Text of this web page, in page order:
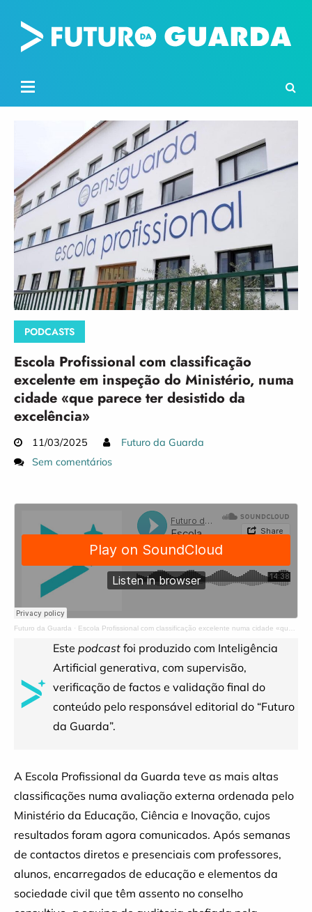
PODCASTS
Escola Profissional com classificação
excelente em inspeção do Ministério, numa
cidade «que parece ter desistido da
excelência»
11/03/2025
Futuro da Guarda
Sem comentários
Futuro da Guarda · Escola Profissional com classificação excelente numa cidade «que parece desistir da excelência»
Este podcast foi produzido com Inteligência
Artificial generativa, com supervisão,
verificação de factos e validação final do
conteúdo pelo responsável editorial do “Futuro
da Guarda”.
A Escola Profissional da Guarda teve as mais altas
classificações numa avaliação externa ordenada pelo
Ministério da Educação, Ciência e Inovação, cujos
resultados foram agora comunicados. Após semanas
de contactos diretos e presenciais com professores,
alunos, encarregados de educação e elementos da
sociedade civil que têm assento no conselho